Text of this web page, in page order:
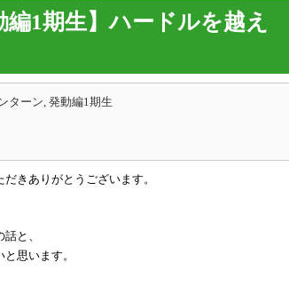
編1期生】ハードルを越え
ターン, 発動編1期生
きありがとうございます。
と、
思います。